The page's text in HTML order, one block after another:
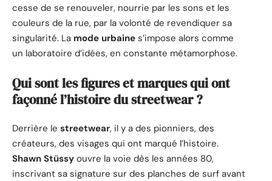
cesse de se renouveler, nourrie par les sons et les
couleurs de la rue, par la volonté de revendiquer sa
singularité. La mode urbaine s’impose alors comme
un laboratoire d’idées, en constante métamorphose.
Qui sont les figures et marques qui ont
façonné l’histoire du streetwear ?
Derrière le streetwear, il y a des pionniers, des
créateurs, des visages qui ont marqué l’histoire.
Shawn Stüssy ouvre la voie dès les années 80,
inscrivant sa signature sur des planches de surf avant